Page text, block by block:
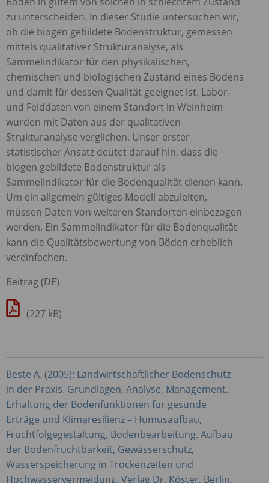
zu unterscheiden. In dieser Studie untersuchen wir,
ob die biogen gebildete Bodenstruktur, gemessen
mittels qualitativer Strukturanalyse, als
Sammelindikator für den physikalischen,
chemischen und biologischen Zustand eines Bodens
und damit für dessen Qualität geeignet ist. Labor-
und Felddaten von einem Standort in Weinheim
wurden mit Daten aus der qualitativen
Strukturanalyse verglichen. Unser erster
statistischer Ansatz deutet darauf hin, dass die
biogen gebildete Bodenstruktur als
Sammelindikator für die Bodenqualität dienen kann.
Um ein allgemein gültiges Modell abzuleiten,
müssen Daten von weiteren Standorten einbezogen
werden. Ein Sammelindikator für die Bodenqualität
kann die Qualitätsbewertung von Böden erheblich
vereinfachen.
Beitrag (DE)
(227 kB)
Beste A. (2005): Landwirtschaftlicher Bodenschutz
in der Praxis. Grundlagen, Analyse, Management.
Erhaltung der Bodenfunktionen für gesunde
Erträge und Klimaresilienz – Humusaufbau,
Fruchtfolgegestaltung, Bodenbearbeitung. Aufbau
der Bodenfruchtbarkeit, Gewässerschutz,
Wasserspeicherung in Trockenzeiten und
Hochwasservermeidung. Verlag Dr. Köster, Berlin.